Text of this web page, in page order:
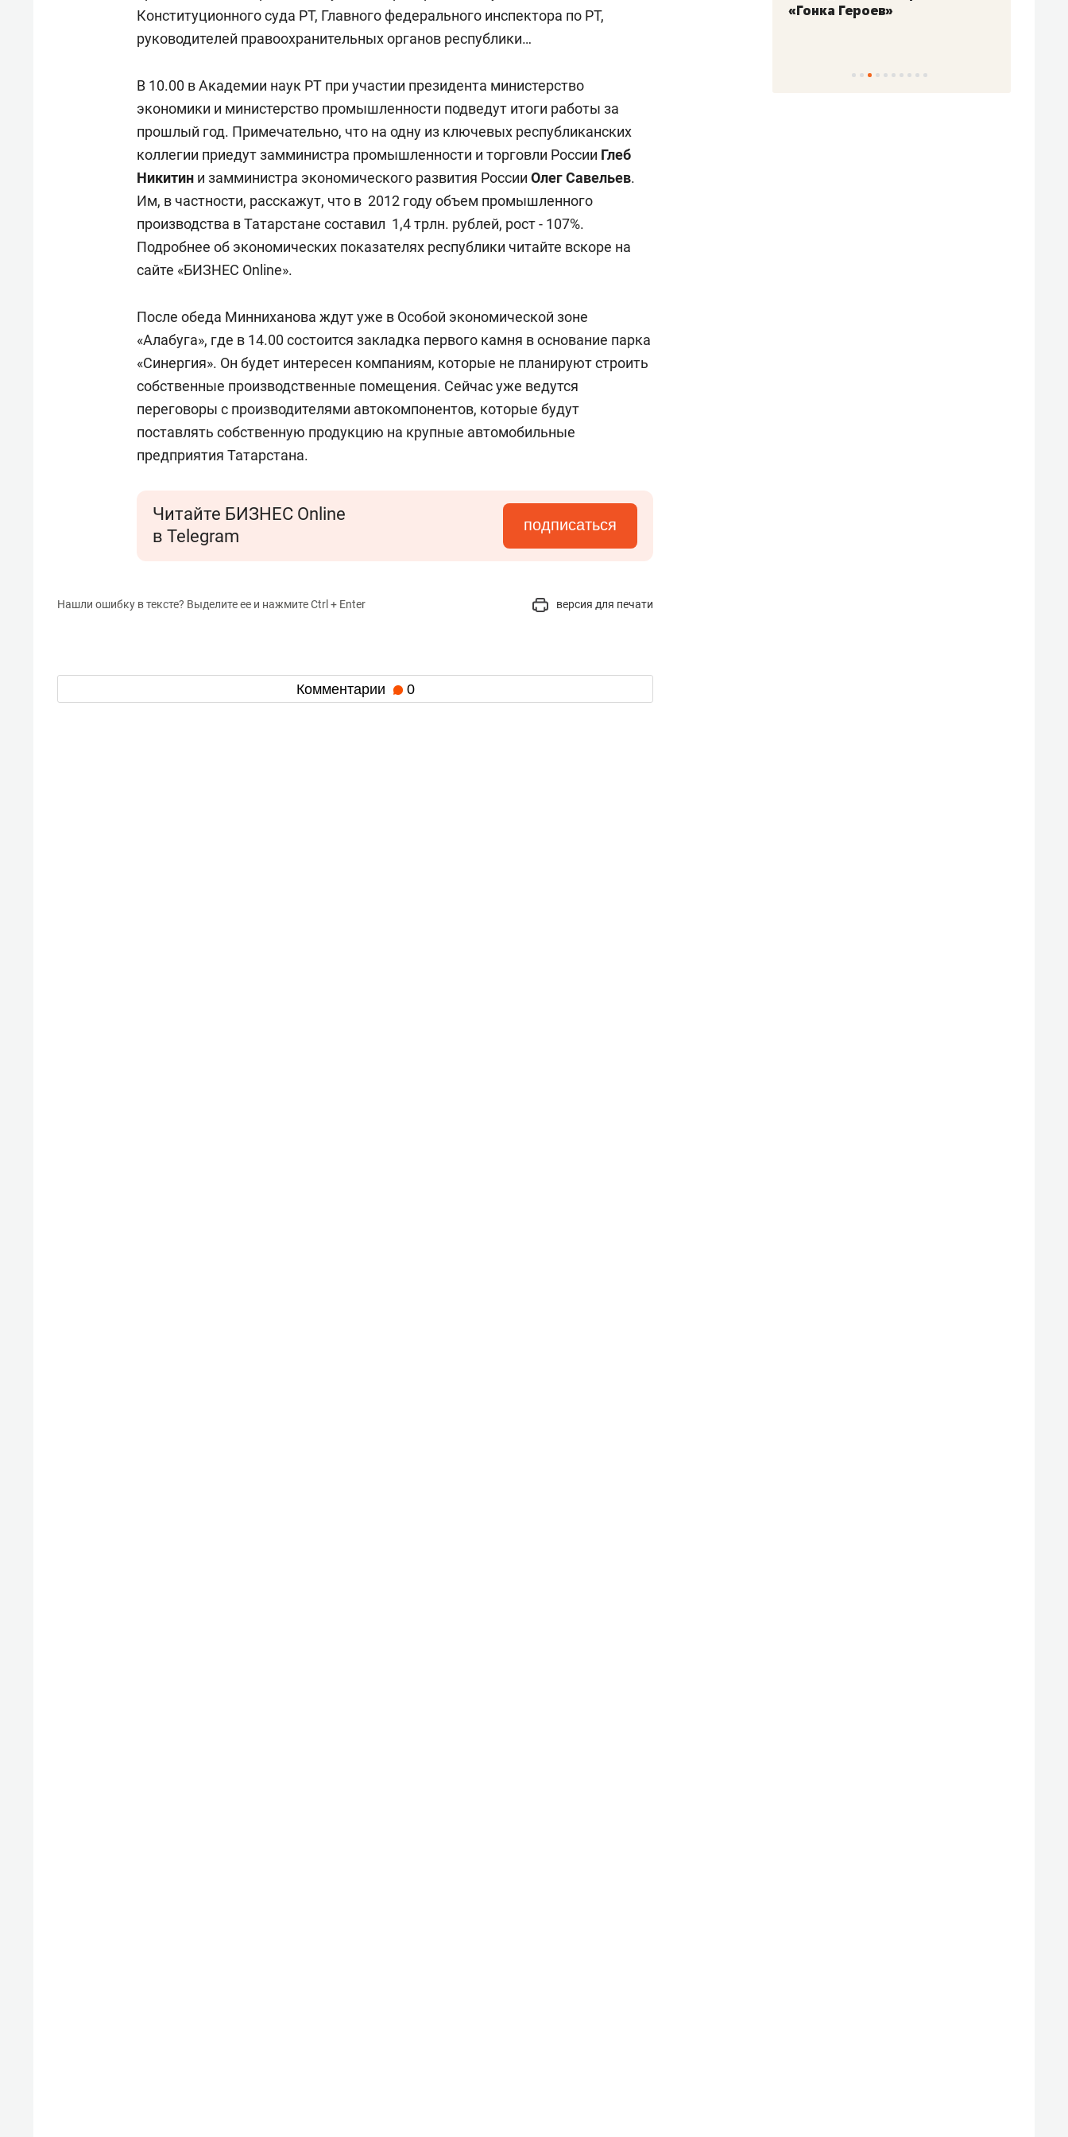
Конституционного суда РТ, Главного федерального инспектора по РТ,
руководителей правоохранительных органов республики…
В 10.00 в Академии наук РТ при участии президента министерство
экономики и министерство промышленности подведут итоги работы за
прошлый год. Примечательно, что на одну из ключевых республиканских
коллегии приедут замминистра промышленности и торговли России Глеб
Никитин и замминистра экономического развития России Олег Савельев.
Им, в частности, расскажут, что в 2012 году объем промышленного
производства в Татарстане составил 1,4 трлн. рублей, рост - 107%.
Подробнее об экономических показателях республики читайте вскоре на
сайте «БИЗНЕС Online».
После обеда Минниханова ждут уже в Особой экономической зоне
«Алабуга», где в 14.00 состоится закладка первого камня в основание парка
«Синергия». Он будет интересен компаниям, которые не планируют строить
собственные производственные помещения. Сейчас уже ведутся
переговоры с производителями автокомпонентов, которые будут
поставлять собственную продукцию на крупные автомобильные
предприятия Татарстана.
Читайте БИЗНЕС Online
в Telegram
подписаться
Нашли ошибку в тексте? Выделите ее и нажмите Ctrl + Enter версия для печати
Комментарии 0
состоянием как основа
антихрупких команд
«Гонка Героев»